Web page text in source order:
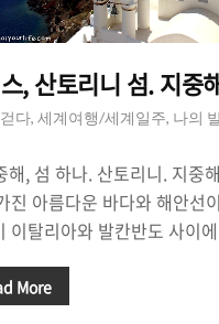
을 보았다.
, 산토리니 섬. 지중
다, 세계여행/세계일주, 나의
해, 섬 하나. 산토리니. 지중
진 아름다운 바다와 해안선
이탈리아와 발칸반도 사이
'두브르브니크(Dubrovnik)'
More